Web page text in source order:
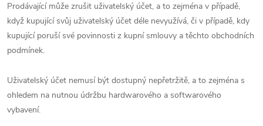
Prodávající může zrušit uživatelský účet, a to zejména v případě,
když kupující svůj uživatelský účet déle nevyužívá, či v případě, kdy
kupující poruší své povinnosti z kupní smlouvy a těchto obchodních
podmínek.
Uživatelský účet nemusí být dostupný nepřetržitě, a to zejména s
ohledem na nutnou údržbu hardwarového a softwarového
vybavení.